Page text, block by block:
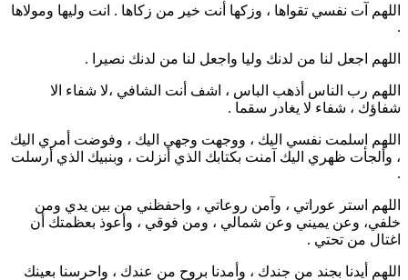
اللهم آت نفسي تقواها ، وزكها أنت خير من زكاها . انت وليها ومولاها
.
اللهم اجعل لنا من لدنك وليا واجعل لنا من لدنك نصيرا .
اللهم رب الناس أذهب الباس ، اشف أنت الشافي ،لا شفاء الا
شفاؤك ، شفاء لا يغادر سقما .
اللهم اسلمت نفسي اليك ، ووجهت وجهي اليك ، وفوضت أمري اليك
، وألجأت ظهري اليك آمنت بكتابك الذي أنزلت ، وبنبيك الذي أرسلت
.
اللهم استر عوراتي ، وآمن روعاتي ، واحفظني من بين يدي ومن
خلفي، وعن يميني وعن شمالي ، ومن فوقي ، وأعوذ بعظمتك أن
اغتال من تحتي .
اللهم أيدنا بجند من جندك ، وأمدنا بروح من عندك ، واحرسنا بعينك